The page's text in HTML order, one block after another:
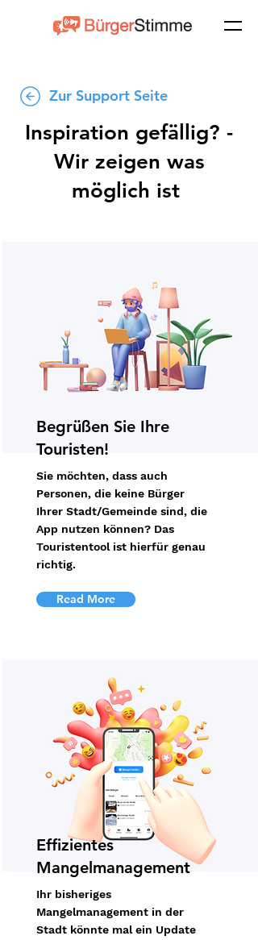
Zur Support Seite
Inspiration gefällig? -
Wir zeigen was
möglich ist
Begrüßen Sie Ihre
Touristen!
Sie möchten, dass auch
Personen, die keine Bürger
Ihrer Stadt/Gemeinde sind, die
App nutzen können? Das
Touristentool ist hierfür genau
richtig.
Read More
Effizientes
Mangelmanagement
Ihr bisheriges
Mangelmanagement in der
Stadt könnte mal ein Update